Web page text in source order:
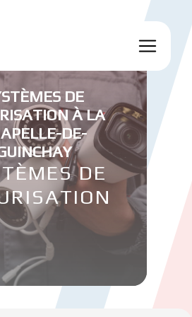
DE
À LA
DE-
DE